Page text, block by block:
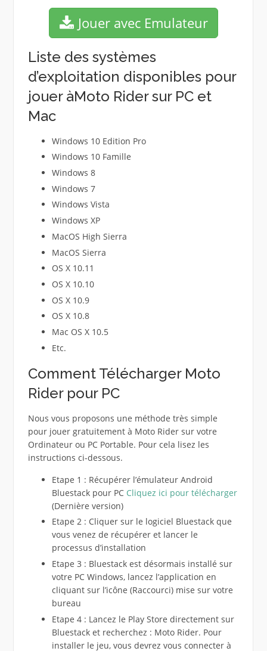
Jouer avec Emulateur
Liste des systèmes
d’exploitation disponibles pour
jouer àMoto Rider sur PC et
Mac
Windows 10 Edition Pro
Windows 10 Famille
Windows 8
Windows 7
Windows Vista
Windows XP
MacOS High Sierra
MacOS Sierra
OS X 10.11
OS X 10.10
OS X 10.9
OS X 10.8
Mac OS X 10.5
Etc.
Comment Télécharger Moto
Rider pour PC
Nous vous proposons une méthode très simple
pour jouer gratuitement à Moto Rider sur votre
Ordinateur ou PC Portable. Pour cela lisez les
instructions ci-dessous.
Etape 1 : Récupérer l’émulateur Android
Bluestack pour PC Cliquez ici pour télécharger
(Dernière version)
Etape 2 : Cliquer sur le logiciel Bluestack que
vous venez de récupérer et lancer le
processus d’installation
Etape 3 : Bluestack est désormais installé sur
votre PC Windows, lancez l’application en
cliquant sur l’icône (Raccourci) mise sur votre
bureau
Etape 4 : Lancez le Play Store directement sur
Bluestack et recherchez : Moto Rider. Pour
installer le jeu, vous devrez vous connecter à